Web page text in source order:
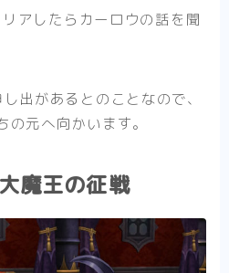
アしたらカーロウの話を聞
出があるとのことなので、
元へ向かいます。
魔王の征戦